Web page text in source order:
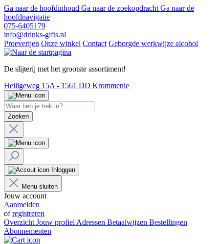
Ga naar de hoofdinhoud Ga naar de zoekopdracht Ga naar de
hoofdnavigatie
075-6405179
info@drinks-gifts.nl
Proeverijen Onze winkel Contact Geborgde werkwijze alcohol
De slijterij met het grootste assortiment!
Heiligeweg 15A - 1561 DD Krommenie
Zoeken
Inloggen
Menu sluiten
Jouw account
Aanmelden
ofregistreren
Overzicht Jouw profiel Adressen Betaalwijzen Bestellingen
Abonnementen